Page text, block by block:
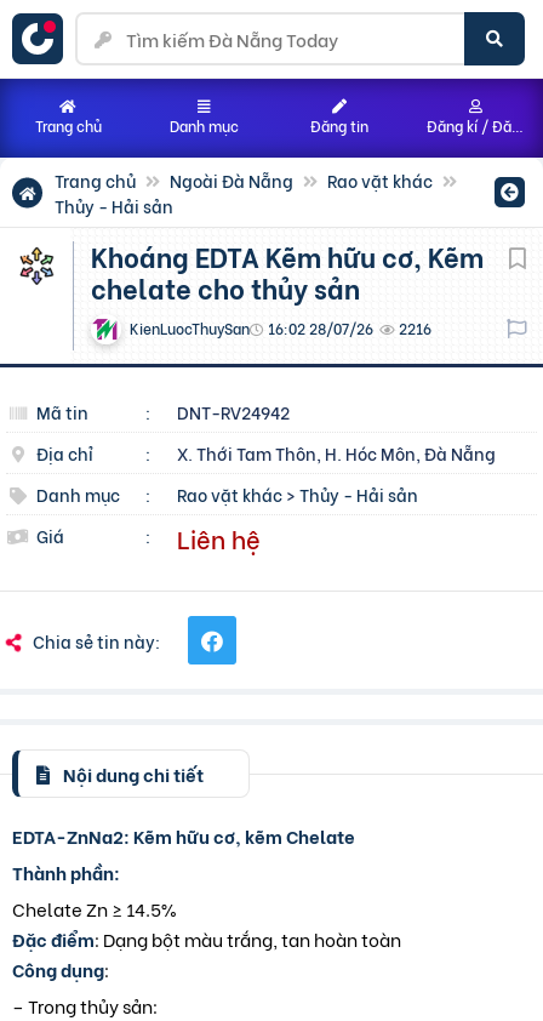
Trang chủ Ngoài Đà Nẵng
Rao vặt khác
Thủy - Hải sản
Khoáng EDTA Kẽm hữu cơ, Kẽm
chelate cho thủy sản
KienLuocThuySan 16:02 28/07/26 2216
Mã tin :
DNT-RV24942
Địa chỉ
:
X. Thới Tam Thôn, H. Hóc Môn, Đà Nẵng
Danh mục
: Rao vặt khác>Thủy - Hải sản
Giá
: Liên hệ
Chia sẻ tin này:
Nội dung chi tiết
EDTA-ZnNa2: Kẽm hữu cơ, kẽm Chelate
Thành phần:
Chelate Zn ≥ 14.5%
Đặc điểm: Dạng bột màu trắng, tan hoàn toàn
Công dụng:
– Trong thủy sản:
Trang chủ Danh mục Đăng tin